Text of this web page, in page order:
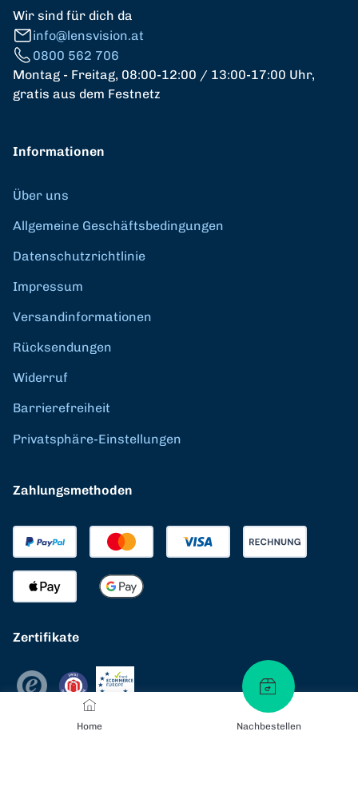
Home Nachbestellen
Wir sind für dich da
info@lensvision.at
0800 562 706
Montag - Freitag, 08:00-12:00 / 13:00-17:00 Uhr,
gratis aus dem Festnetz
Informationen
Über uns
Allgemeine Geschäftsbedingungen
Datenschutzrichtlinie
Impressum
Versandinformationen
Rücksendungen
Widerruf
Barrierefreiheit
Privatsphäre-Einstellungen
Zahlungsmethoden
Zertifikate